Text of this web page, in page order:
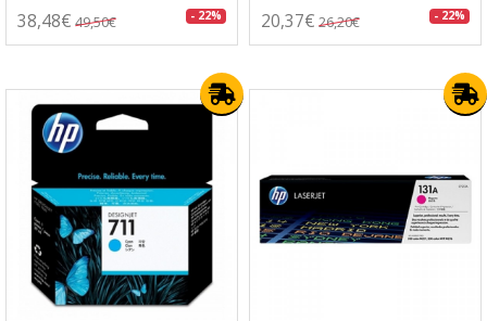
38,48€ 49,50€ - 22% 20,37€ 26,20€ - 22%